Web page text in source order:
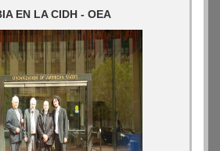
EN LA CIDH - OEA